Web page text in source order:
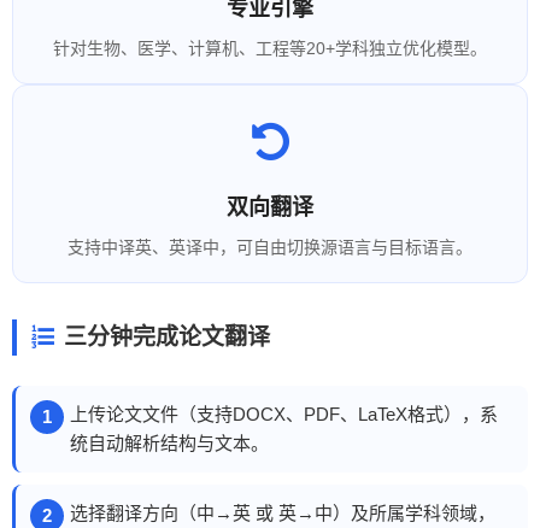
专业引擎
针对生物、医学、计算机、工程等20+学科独立优化模型。
双向翻译
支持中译英、英译中，可自由切换源语言与目标语言。
三分钟完成论文翻译
上传论文文件（支持DOCX、PDF、LaTeX格式），系
统自动解析结构与文本。
选择翻译方向（中→英 或 英→中）及所属学科领域，